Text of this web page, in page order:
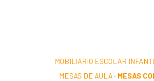
MOBILIARIO ESCOLAR
MESAS DE AULA · MESAS